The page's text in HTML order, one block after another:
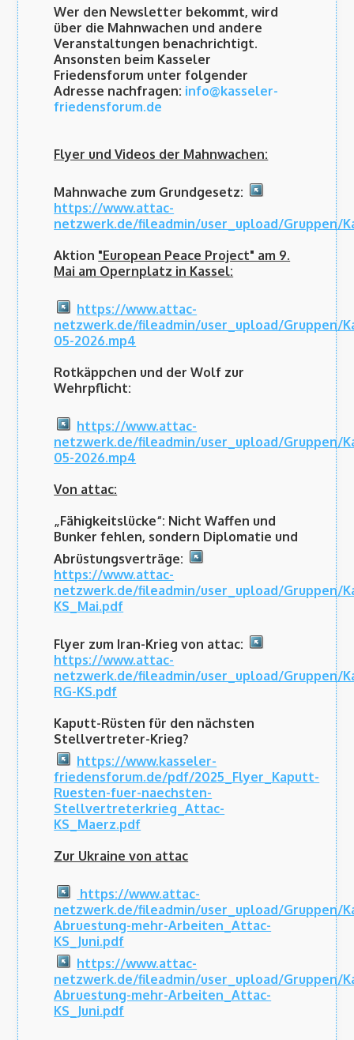
Wer den Newsletter bekommt, wird
über die Mahnwachen und andere
Veranstaltungen benachrichtigt.
Ansonsten beim Kasseler
Friedensforum unter folgender
Adresse nachfragen: info@kasseler-
friedensforum.de
Flyer und Videos der Mahnwachen:
Mahnwache zum Grundgesetz:
https://www.attac-
netzwerk.de/fileadmin/user_upload/Gruppen/
Aktion "European Peace Project" am 9.
Mai am Opernplatz in Kassel:
https://www.attac-
netzwerk.de/fileadmin/user_upload/Gruppen/
05-2026.mp4
Rotkäppchen und der Wolf zur
Wehrpflicht:
https://www.attac-
netzwerk.de/fileadmin/user_upload/Gruppen/
05-2026.mp4
Von attac:
„Fähigkeitslücke“: Nicht Waffen und
Bunker fehlen, sondern Diplomatie und
Abrüstungsverträge:
https://www.attac-
netzwerk.de/fileadmin/user_upload/Gruppen/
KS_Mai.pdf
Flyer zum Iran-Krieg von attac:
https://www.attac-
netzwerk.de/fileadmin/user_upload/Gruppen/
RG-KS.pdf
Kaputt-Rüsten für den nächsten
Stellvertreter-Krieg?
https://www.kasseler-
friedensforum.de/pdf/2025_Flyer_Kaputt-
Ruesten-fuer-naechsten-
Stellvertreterkrieg_Attac-
KS_Maerz.pdf
Zur Ukraine von attac
https://www.attac-
netzwerk.de/fileadmin/user_upload/Gruppen/
Abruestung-mehr-Arbeiten_Attac-
KS_Juni.pdf
https://www.attac-
netzwerk.de/fileadmin/user_upload/Gruppen/
Abruestung-mehr-Arbeiten_Attac-
KS_Juni.pdf